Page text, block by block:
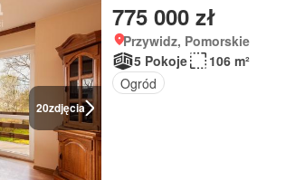
20zdjęcia
775 000 zł
Przywidz, Pomorskie
5 Pokoje
106 m²
Ogród